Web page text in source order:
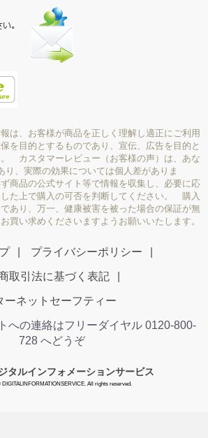
は、お客様が商品を正しく理解し適正にご利用
を目的とするものであり、宣伝、広告を目的と
カスタマーレビュー（お客様の声）は、あな
り、実際の効果については個人差がありま
商品の公式サイト等で情報を収集し、必要に応
た上で購入の可否を判断してください。 購入
あり、万一、健康被害を被った場合の保証が無
買い求めくださいますようお願いいたします。
プライバシーポリシー
取引法に基づく表記
ーネットセーフティー
への連絡はフリーダイヤル 0120-800-
728 へどうぞ
タルインフォメーションサービス
All rights reserved.